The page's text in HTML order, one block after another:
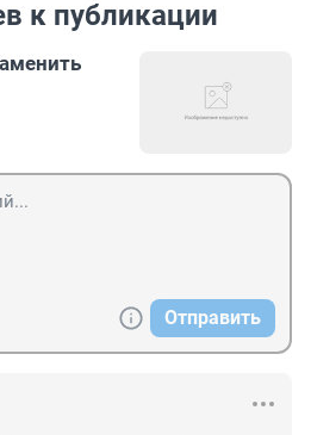
к публикации
Отправить